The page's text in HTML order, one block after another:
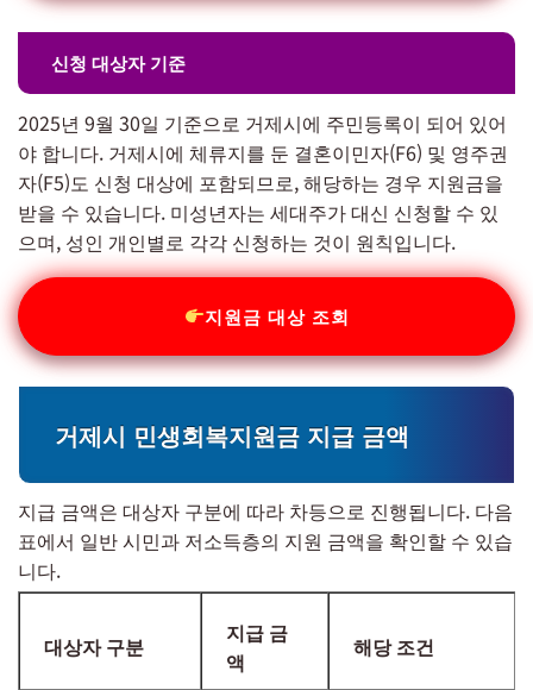
신청 대상자 기준
2025년 9월 30일 기준으로 거제시에 주민등록이 되어 있어
야 합니다. 거제시에 체류지를 둔 결혼이민자(F6) 및 영주권
자(F5)도 신청 대상에 포함되므로, 해당하는 경우 지원금을
받을 수 있습니다. 미성년자는 세대주가 대신 신청할 수 있
으며, 성인 개인별로 각각 신청하는 것이 원칙입니다.
지원금 대상 조회
거제시 민생회복지원금 지급 금액
지급 금액은 대상자 구분에 따라 차등으로 진행됩니다. 다음
표에서 일반 시민과 저소득층의 지원 금액을 확인할 수 있습
니다.
대상자 구분
지급 금
액
해당 조건